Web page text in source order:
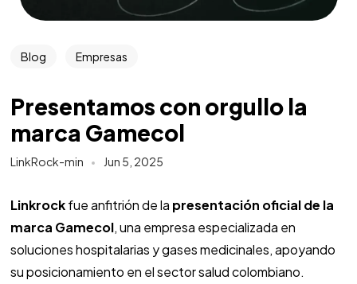
Blog Empresas
Presentamos con orgullo la
marca Gamecol
LinkRock-min Jun 5, 2025
Linkrockfue anfitrión de la presentación oficial de la
marca Gamecol, una empresa especializada en
soluciones hospitalarias y gases medicinales, apoyando
su posicionamiento en el sector salud colombiano.